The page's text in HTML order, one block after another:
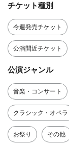
チケット種別
今週発売チケット
公演間近チケット
公演ジャンル
音楽・コンサート
クラシック・オペラ
お祭り その他